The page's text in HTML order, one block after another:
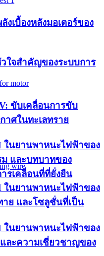
งเบื้องหลังมอเตอร์ของ
ใจสำคัญของระบบการ
ขับเคลื่อนการขับ
าศในทะเลทราย
ในยานพาหนะไฟฟ้าของ
ม และบทบาทของ
รเคลื่อนที่ที่ยั่งยืน
ในยานพาหนะไฟฟ้าของ
าย และโซลูชั่นที่เป็น
ในยานพาหนะไฟฟ้าของ
ละความเชี่ยวชาญของ